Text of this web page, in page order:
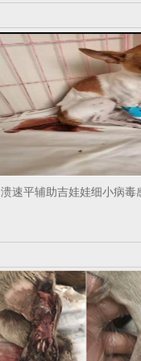
溃速平辅助吉娃娃细小病毒